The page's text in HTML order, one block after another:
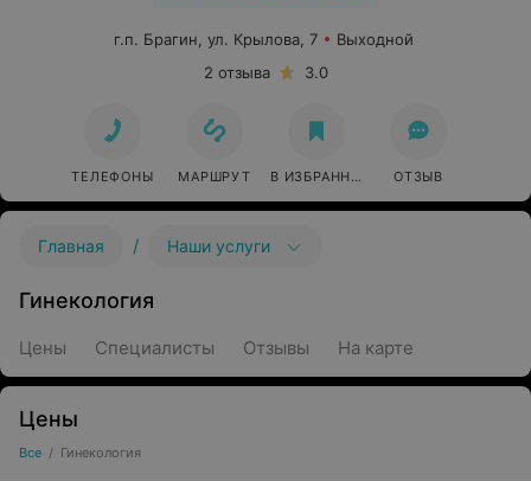
г.п. Брагин, ул. Крылова, 7
Выходной
2 отзыва
3.0
ТЕЛЕФОНЫ МАРШРУТ В ИЗБРАННОЕ ОТЗЫВ
Главная / Наши услуги
Гинекология
Цены Специалисты Отзывы На карте
Цены
Все / Гинекология